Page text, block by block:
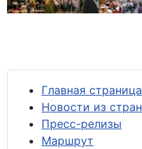
Главная страница
Новости из стран
Пресс-релизы
Маршрут